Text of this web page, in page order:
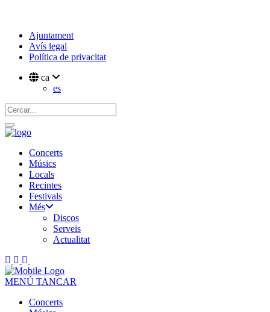
Ajuntament
Avís legal
Política de privacitat
ca
es
Concerts
Músics
Locals
Recintes
Festivals
Més
Discos
Serveis
Actualitat
MENÚ TANCAR
Concerts